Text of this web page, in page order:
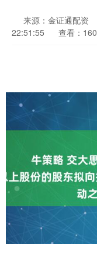
来源：金证通配资
22:51:55
查看：160